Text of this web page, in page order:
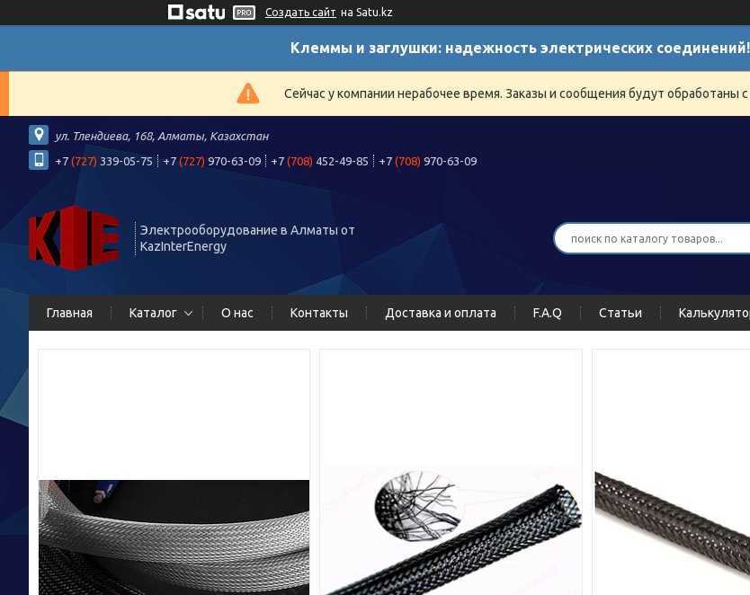
Создать сайт на Satu.kz
Клеммы и заглушки: надежность электрических соединений!
Сейчас у компании нерабочее время. Заказы и сообщения будут обработаны
ул. Тлендиева, 168, Алматы, Казахстан
+7 (727) 339-05-75 +7 (727) 970-63-09 +7 (708) 452-49-85 +7 (708) 970-63-09
Электрооборудование в Алматы от
KazInterEnergy
Главная Каталог О нас Контакты Доставка и оплата F.A.Q Статьи